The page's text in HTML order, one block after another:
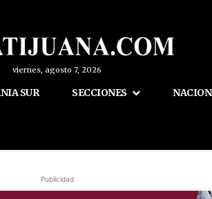
viernes, agosto 7, 2026
SUR SECCIONES
Publicidad